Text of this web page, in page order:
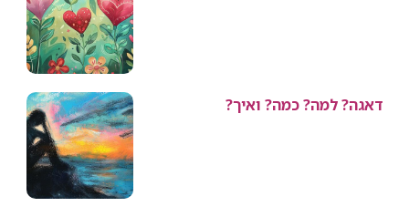
דאגה? למה? כמה? ואיך?